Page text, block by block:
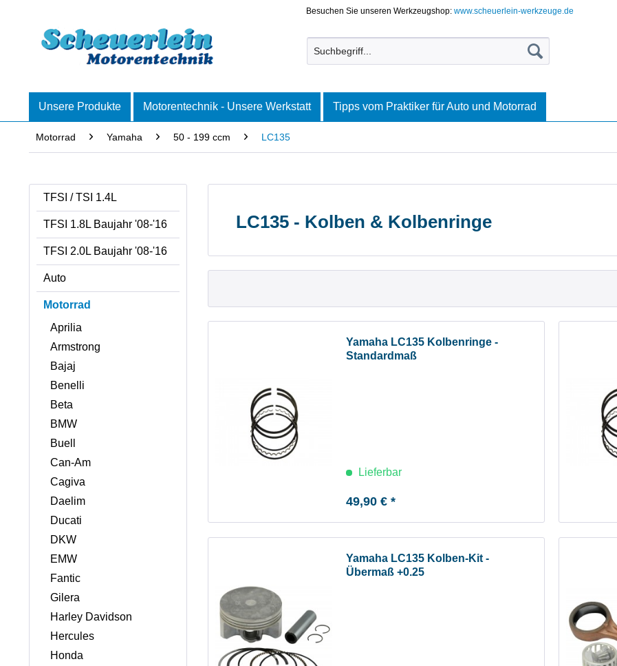
Besuchen Sie unseren Werkzeugshop:www.scheuerlein-werkzeuge.de
Unsere Produkte Motorentechnik - Unsere Werkstatt Tipps vom Praktiker für Auto und Motorrad
Motorrad Yamaha 50 - 199 ccm LC135
TFSI / TSI 1.4L
TFSI 1.8L Baujahr '08-'16
TFSI 2.0L Baujahr '08-'16
Auto
Motorrad
Aprilia
Armstrong
Bajaj
Benelli
Beta
BMW
Buell
Can-Am
Cagiva
Daelim
Ducati
DKW
EMW
Fantic
Gilera
Harley Davidson
Hercules
Honda
LC135 - Kolben & Kolbenringe
Yamaha LC135 Kolbenringe -
Standardmaß
Lieferbar
49,90 € *
Yamaha LC135 Kolben-Kit -
Übermaß +0.25